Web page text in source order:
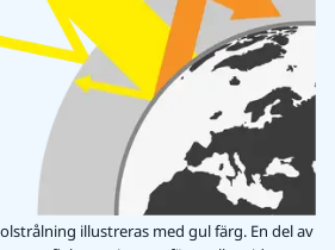
illustreras med gul färg. En del av